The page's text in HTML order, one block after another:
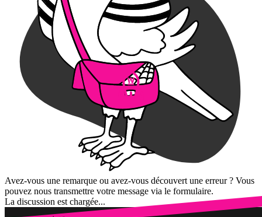
Avez-vous une remarque ou avez-vous découvert une erreur ? Vous
pouvez nous transmettre votre message via le formulaire.
La discussion est chargée...